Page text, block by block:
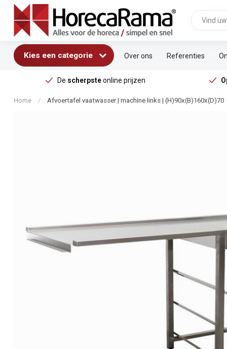
Kies een categorie Over ons Referenties
De scherpsteonline prijzen
Home / Afvoertafel vaatwasser | machine links | (H)90x(B)160x(D)70